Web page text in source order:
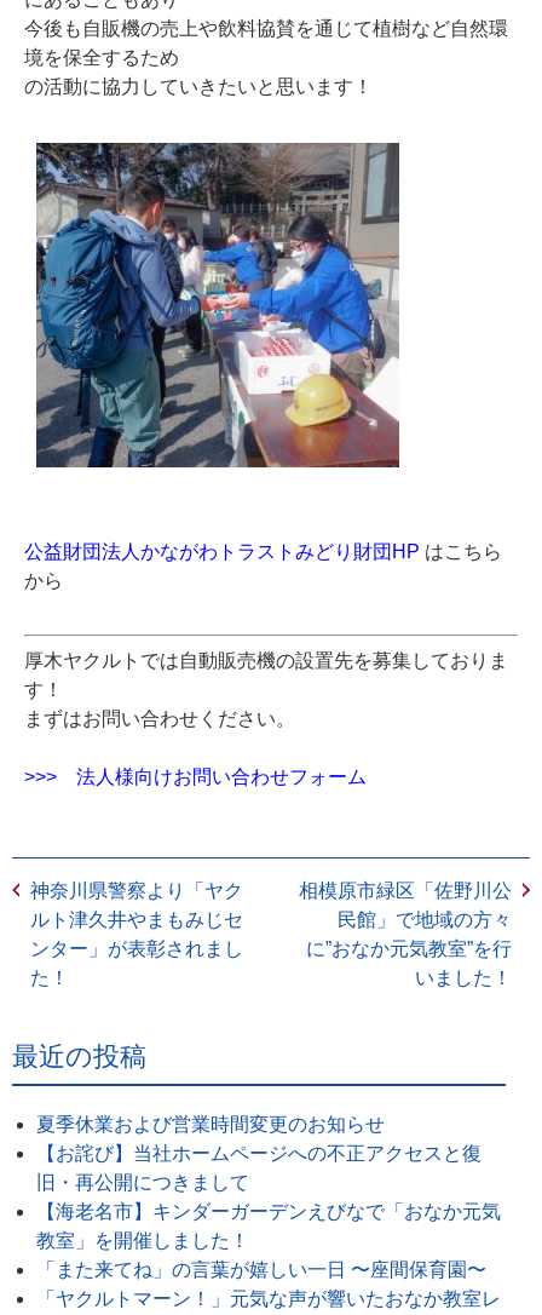
今後も自販機の売上や飲料協賛を通じて植樹など自然環
境を保全するため
の活動に協力していきたいと思います！
公益財団法人かながわトラストみどり財団HP はこちら
から
厚木ヤクルトでは自動販売機の設置先を募集しておりま
す！
まずはお問い合わせください。
>>> 法人様向けお問い合わせフォーム
神奈川県警察より「ヤク
ルト津久井やまもみじセ
ンター」が表彰されまし
た！
相模原市緑区「佐野川公
民館」で地域の方々
に”おなか元気教室”を行
いました！
最近の投稿
夏季休業および営業時間変更のお知らせ
【お詫び】当社ホームページへの不正アクセスと復
旧・再公開につきまして
【海老名市】キンダーガーデンえびなで「おなか元気
教室」を開催しました！
「また来てね」の言葉が嬉しい一日 〜座間保育園〜
「ヤクルトマーン！」元気な声が響いたおなか教室レ